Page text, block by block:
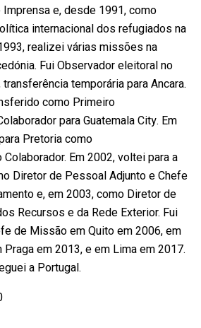
e, desde 1991, como
internacional dos refugiados na
realizei várias missões na
Fui Observador eleitoral no
temporária para Ancara.
como Primeiro
para Guatemala City. Em
Pretoria como
Em 2002, voltei para a
Diretor de Pessoal Adjunto e Chefe
e, em 2003, como Diretor de
Recursos e da Rede Exterior. Fui
de Missão em Quito em 2006, em
Praga em 2013, e em Lima em 2017.
a Portugal.